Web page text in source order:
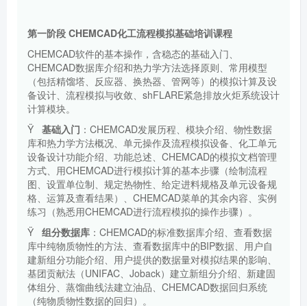
第一阶段 CHEMCAD化工流程模拟基础培训课程
CHEMCAD软件的基本操作，含稳态的基础入门、
CHEMCAD数据库介绍和热力学方法选择原则、常用模型
（包括精馏塔、反应器、换热器、管网等）的模拟计算及设
备设计、流程模拟与收敛、 shFLARE紧急排放火炬系统设计
计算模块。
Ÿ 基础入门 ： CHEMCAD发展历程、模块介绍、物性数据
库和热力学方法概况、单元操作及流程模拟设备、化工单元
设备设计功能介绍、功能总述、 CHEMCAD的模拟文档管理
方式、用CHEMCAD进行模拟计算的基本步骤（绘制流程
图、设置单位制、规定热物性、给定进料规格及单元设备规
格、运算及查看结果）、 CHEMCAD菜单的其余内容、实例
练习（熟悉用CHEMCAD进行流程模拟的操作步骤）。
Ÿ 组分数据库 ： CHEMCAD的标准数据库介绍、查看数据
库中纯物质物性的方法、查看数据库中的BIP数据、用户自
建新组分功能介绍、用户提供的数据量对模拟结果的影响、
基团贡献法（UNIFAC Joback）建立新组分介绍、新建固
体组分、蒸馏曲线法建立油品、 CHEMCAD数据回归系统
（纯物质物性数据的回归）。